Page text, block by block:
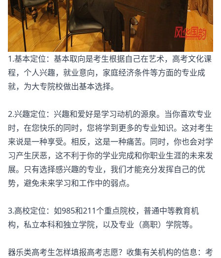
1.基本定位：基本取向是考生根据自己在艺术，高考文化课
程，个人兴趣，就业意向，家庭经济条件等方面的专业成
就，为大专院校做出基本选择。
2.兴趣定位：兴趣和爱好是学习动机的源泉。当你喜欢专业
时，在您快乐的同时，您将学到更多的专业知识。这对考生
来说是一种享受。相反，这是一种痛苦。同时，你也会对学
习产生厌恶，这不利于你的学业完成和你职业生涯的未来发
展。只有选择感兴趣的专业，我们才能充分发挥自己的优
势，避免未来学习和工作中的弱点。
3.高校定位：如985和211个重点院校，普通中等教育机
构，私立本科和独立学院，以及专业（高职）学院等。
器乐类高考生怎样填报高考志愿？收集有关机构的信息：考